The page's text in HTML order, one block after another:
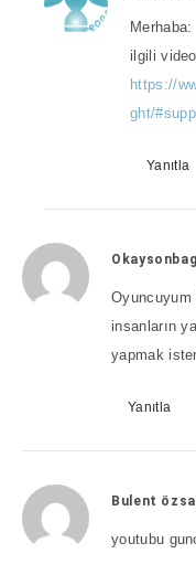
Merhaba:
ilgili
https://
ght/
Yanıtla
Okaysonbag
Oyuncuyum
insanların
yapmak
Yanıtla
Bulent
youtubu